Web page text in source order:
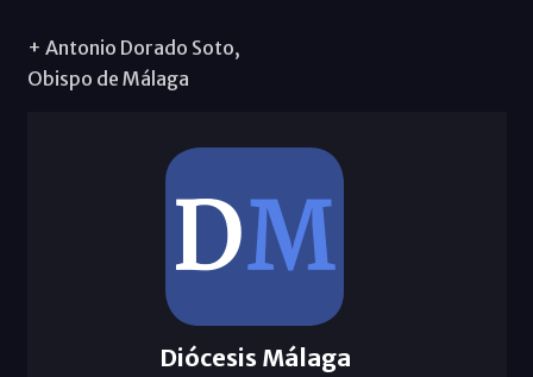
+ Antonio Dorado Soto,
Obispo de Málaga
Diócesis Málaga